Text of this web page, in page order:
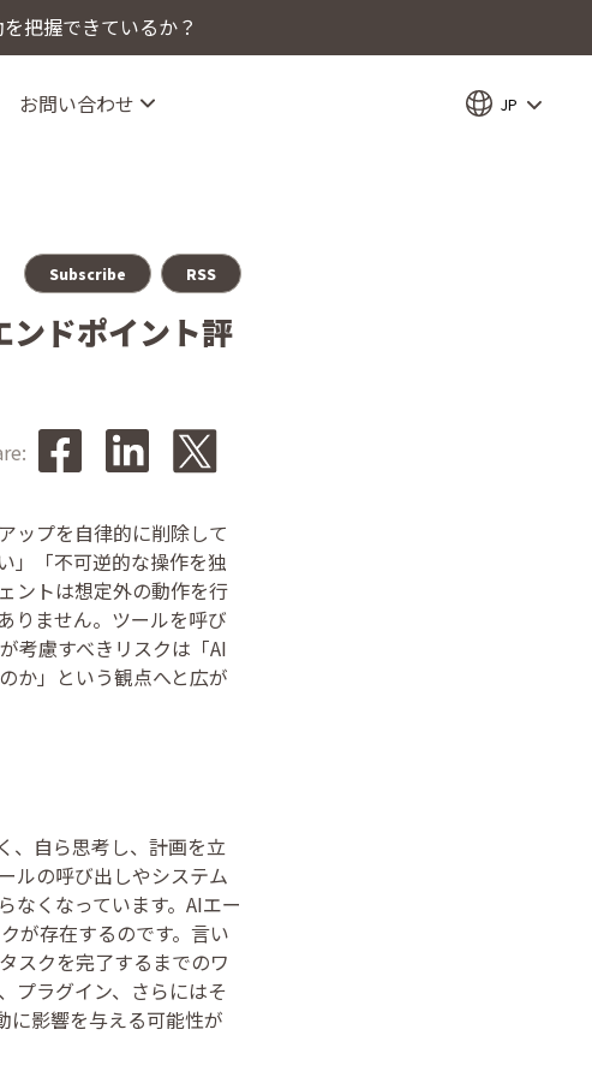
把握できているか？
お問い合わせ JP
Subscribe RSS
ンドポイント評
ップを自律的に削除して
」「不可逆的な操作を独
ントは想定外の動作を行
りません。ツールを呼び
考慮すべきリスクは「AI
か」という観点へと広が
、自ら思考し、計画を立
ルの呼び出しやシステム
なくなっています。AIエー
が存在するのです。言い
スクを完了するまでのワ
プラグイン、さらにはそ
に影響を与える可能性が